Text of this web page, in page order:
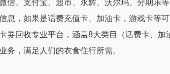
信、支付宝、超市、永辉、沃尔玛、分期乐
息，如果是话费充值卡、加油卡，游戏卡等
券回收专业平台，涵盖8大类目（话费卡、
务，满足人们的衣食住行所需。